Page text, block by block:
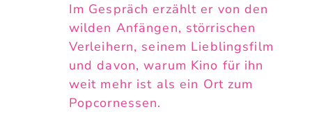
Im Gespräch erzählt er von den
wilden Anfängen, störrischen
Verleihern, seinem Lieblingsfilm
und davon, warum Kino für ihn
weit mehr ist als ein Ort zum
Popcornessen.